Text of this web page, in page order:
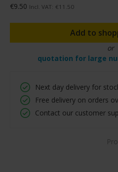
€9.50 Incl. VAT: €11.50
Add to
or
quotation for large
Next day delivery for
Free delivery on orders
Contact our customer